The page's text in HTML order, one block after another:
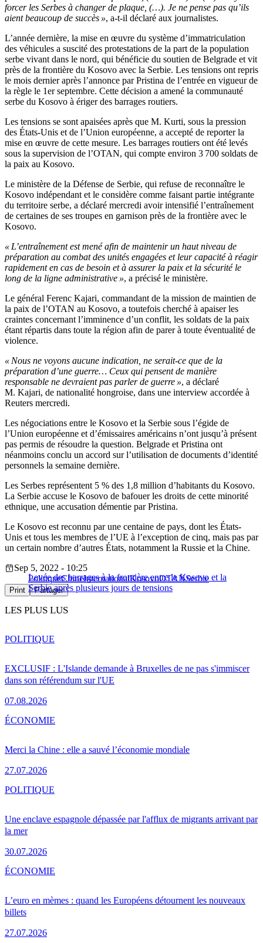
forcer les Serbes à changer de plaque, (…). Je ne pense pas qu’ils
aient beaucoup de succès », a-t-il déclaré aux journalistes.
L’année dernière, la mise en œuvre du système d’immatriculation
des véhicules a suscité des protestations de la part de la population
serbe vivant dans le nord, qui bénéficie du soutien de Belgrade et vit
près de la frontière du Kosovo avec la Serbie. Les tensions ont repris
le mois dernier après l’annonce par Pristina de l’entrée en vigueur de
la règle le 1er septembre. Cette décision a amené la communauté
serbe du Kosovo à ériger des barrages routiers.
Les tensions se sont apaisées après que M. Kurti, sous la pression
des États-Unis et de l’Union européenne, a accepté de reporter la
mise en œuvre de cette mesure. Les barrages routiers ont été levés
sous la supervision de l’OTAN, qui compte environ 3 700 soldats de
la paix au Kosovo.
Le ministère de la Défense de Serbie, qui refuse de reconnaître le
Kosovo indépendant et le considère comme faisant partie intégrante
du territoire serbe, a déclaré mercredi avoir intensifié l’entraînement
de certaines de ses troupes en garnison près de la frontière avec le
Kosovo.
« L’entraînement est mené afin de maintenir un haut niveau de
préparation au combat des unités engagées et leur capacité à réagir
rapidement en cas de besoin et à assurer la paix et la sécurité le
long de la ligne administrative », a précisé le ministère.
Le général Ferenc Kajari, commandant de la mission de maintien de
la paix de l’OTAN au Kosovo, a toutefois cherché à apaiser les
craintes concernant l’imminence d’un conflit, les soldats de la paix
étant répartis dans toute la région afin de parer à toute éventualité de
violence.
« Nous ne voyons aucune indication, ne serait-ce que de la
préparation d’une guerre… Ceux qui pensent de manière
responsable ne devraient pas parler de guerre », a déclaré
M. Kajari, de nationalité hongroise, dans une interview accordée à
Reuters mercredi.
Les négociations entre le Kosovo et la Serbie sous l’égide de
l’Union européenne et d’émissaires américains n’ont jusqu’à présent
pas permis de résoudre la question. Belgrade et Pristina ont
néanmoins conclu un accord sur l’utilisation de documents d’identité
personnels la semaine dernière.
Les Serbes représentent 5 % des 1,8 million d’habitants du Kosovo.
La Serbie accuse le Kosovo de bafouer les droits de cette minorité
ethnique, une accusation démentie par Pristina.
Le Kosovo est reconnu par une centaine de pays, dont les États-
Unis et tous les membres de l’UE à l’exception de cinq, mais pas par
un certain nombre d’autres États, notamment la Russie et la Chine.
Levée des barrages à la frontière entre le Kosovo et la
Serbie après plusieurs jours de tensions
Sep 5, 2022 - 10:25
PolitiqueChineInternationalKosovoOTANSerbie
Print Partager
LES PLUS LUS
EXCLUSIF : L'Islande demande à Bruxelles de ne pas s'immiscer
dans son référendum sur l'UE
07.08.2026
POLITIQUE
Merci la Chine : elle a sauvé l’économie mondiale
27.07.2026
ÉCONOMIE
Une enclave espagnole dépassée par l'afflux de migrants arrivant par
la mer
30.07.2026
POLITIQUE
L’euro en mèmes : quand les Européens détournent les nouveaux
billets
27.07.2026
ÉCONOMIE